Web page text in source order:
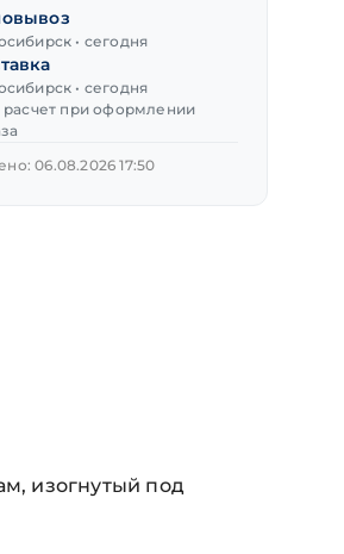
• сегодня
• сегодня
расчет при оформлении
06.08.2026 17:50
изогнутый под